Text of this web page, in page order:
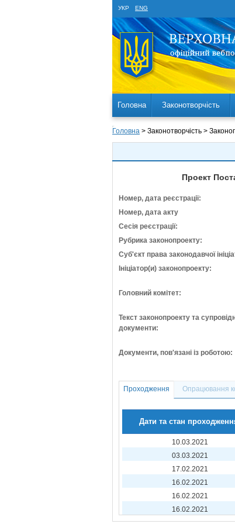
УКР ENG
Головна Законотворчість
Головна > Законотворчість >
Проект
Номер, дата реєстрації:
Номер, дата акту
Сесія реєстрації:
Рубрика законопроекту:
Суб'єкт права законодавчої
Ініціатор(и) законопроекту:
Головний комітет:
Текст законопроекту та
документи:
Документи, пов'язані із роботою:
Проходження Опрацювання
Дати та стан
10.03.2021
03.03.2021
17.02.2021
16.02.2021
16.02.2021
16.02.2021